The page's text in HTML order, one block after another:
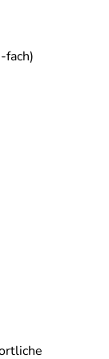
fach)